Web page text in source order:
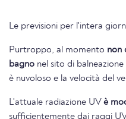
Le previsioni per l'intera
Purtroppo, al momento non
bagno nel sito di
è nuvoloso e la velocità del
L'attuale radiazione UV è
sufficientemente dai raggi